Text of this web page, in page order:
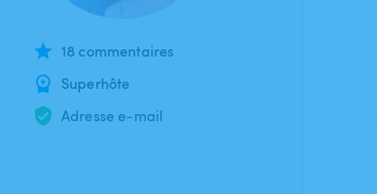
18 commentaires
Superhôte
Adresse e-mail